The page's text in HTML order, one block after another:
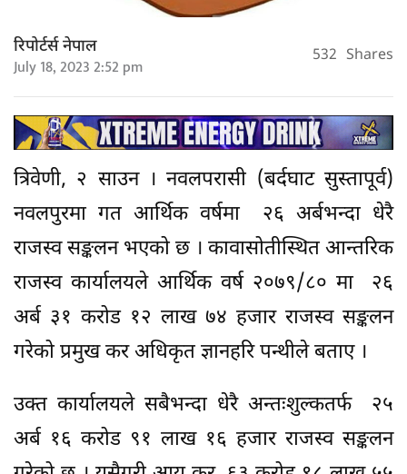
रिपोर्टर्स नेपाल
July 18, 2023 2:52 pm 532 Shares
त्रिवेणी, २ साउन । नवलपरासी (बर्दघाट सुस्तापूर्व)
नवलपुरमा गत आर्थिक वर्षमा २६ अर्बभन्दा धेरै
राजस्व सङ्कलन भएको छ । कावासोतीस्थित आन्तरिक
राजस्व कार्यालयले आर्थिक वर्ष २०७९/८० मा २६
अर्ब ३१ करोड १२ लाख ७४ हजार राजस्व सङ्कलन
गरेको प्रमुख कर अधिकृत ज्ञानहरि पन्थीले बताए ।
उक्त कार्यालयले सबैभन्दा धेरै अन्तःशुल्कतर्फ २५
अर्ब १६ करोड ९१ लाख १६ हजार राजस्व सङ्कलन